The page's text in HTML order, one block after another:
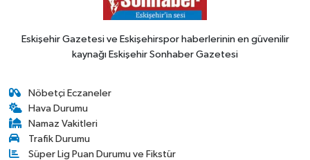
Eskişehir Gazetesi ve Eskişehirspor haberlerinin en güvenilir
kaynağı Eskişehir Sonhaber Gazetesi
Nöbetçi Eczaneler
Hava Durumu
Namaz Vakitleri
Trafik Durumu
Süper Lig Puan Durumu ve Fikstür